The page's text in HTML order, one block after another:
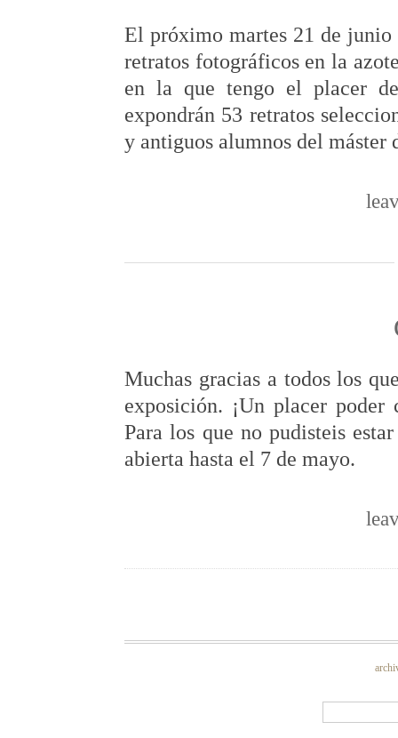
El próximo martes 21 de
retratos fotográficos en la
en la que tengo el placer
expondrán 53 retratos
y antiguos alumnos del
Muchas gracias a todos los
exposición. ¡Un placer
Para los que no pudisteis
abierta hasta el 7 de mayo.